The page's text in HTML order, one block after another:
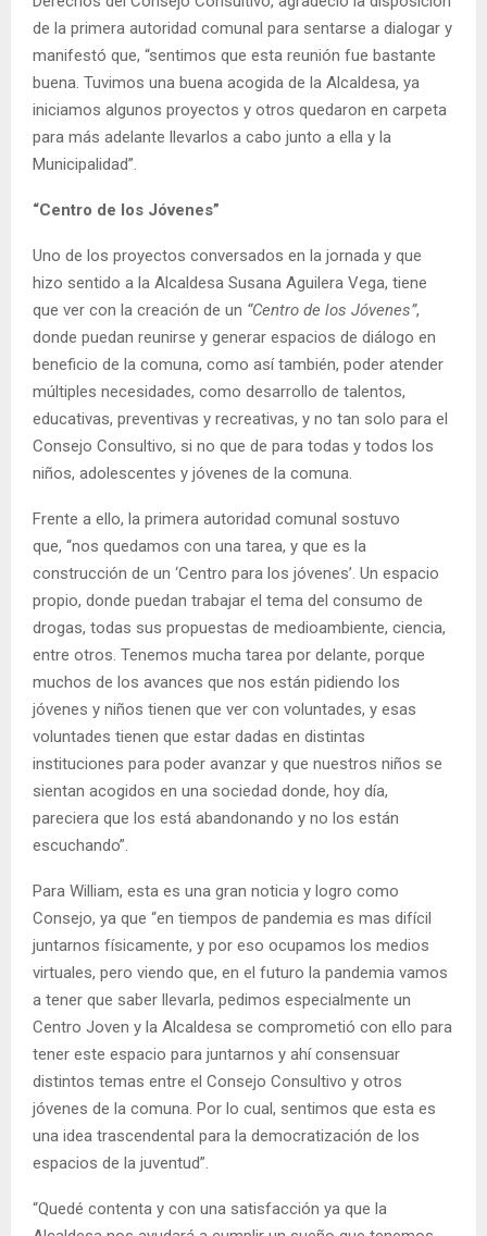
de la primera autoridad comunal para sentarse a dialogar y
manifestó que, “sentimos que esta reunión fue bastante
buena. Tuvimos una buena acogida de la Alcaldesa, ya
iniciamos algunos proyectos y otros quedaron en carpeta
para más adelante llevarlos a cabo junto a ella y la
Municipalidad”.
“Centro de los Jóvenes”
Uno de los proyectos conversados en la jornada y que
hizo sentido a la Alcaldesa Susana Aguilera Vega, tiene
que ver con la creación de un “Centro de los Jóvenes”,
donde puedan reunirse y generar espacios de diálogo en
beneficio de la comuna, como así también, poder atender
múltiples necesidades, como desarrollo de talentos,
educativas, preventivas y recreativas, y no tan solo para el
Consejo Consultivo, si no que de para todas y todos los
niños, adolescentes y jóvenes de la comuna.
Frente a ello, la primera autoridad comunal sostuvo
que, “nos quedamos con una tarea, y que es la
construcción de un ‘Centro para los jóvenes’. Un espacio
propio, donde puedan trabajar el tema del consumo de
drogas, todas sus propuestas de medioambiente, ciencia,
entre otros. Tenemos mucha tarea por delante, porque
muchos de los avances que nos están pidiendo los
jóvenes y niños tienen que ver con voluntades, y esas
voluntades tienen que estar dadas en distintas
instituciones para poder avanzar y que nuestros niños se
sientan acogidos en una sociedad donde, hoy día,
pareciera que los está abandonando y no los están
escuchando”.
Para William, esta es una gran noticia y logro como
Consejo, ya que “en tiempos de pandemia es mas difícil
juntarnos físicamente, y por eso ocupamos los medios
virtuales, pero viendo que, en el futuro la pandemia vamos
a tener que saber llevarla, pedimos especialmente un
Centro Joven y la Alcaldesa se comprometió con ello para
tener este espacio para juntarnos y ahí consensuar
distintos temas entre el Consejo Consultivo y otros
jóvenes de la comuna. Por lo cual, sentimos que esta es
una idea trascendental para la democratización de los
espacios de la juventud”.
“Quedé contenta y con una satisfacción ya que la